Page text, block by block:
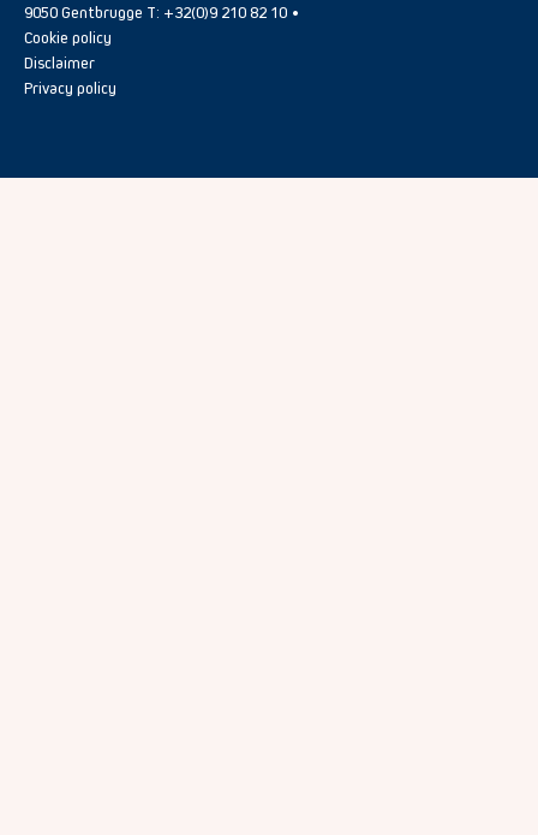
9050 Gentbrugge T: +32(0)9 210 82 10 •
Cookie policy
Disclaimer
Privacy policy